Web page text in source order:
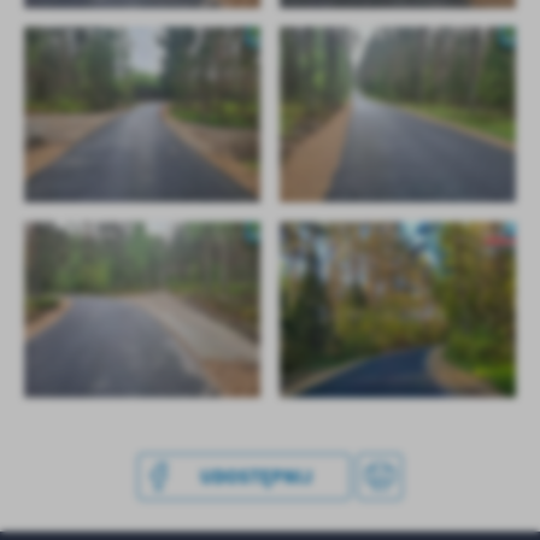
UDOSTĘPNIJ